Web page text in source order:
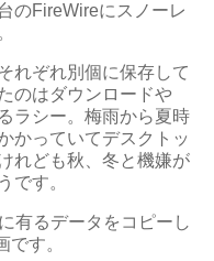
のFireWireにスノーレ
れぞれ別個に保存して
のはダウンロードや
ラシー。梅雨から夏時
かっていてデスクトッ
れども秋、冬と機嫌が
です。
有るデータをコピーし
す。